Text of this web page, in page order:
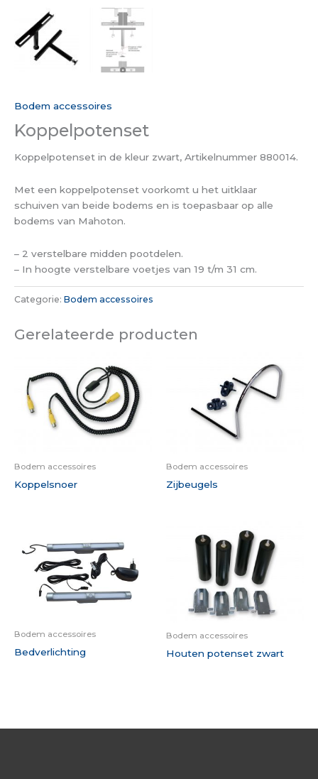
Bodem accessoires
Koppelpotenset
Koppelpotenset in de kleur zwart, Artikelnummer 880014.
Met een koppelpotenset voorkomt u het uitklaar
schuiven van beide bodems en is toepasbaar op alle
bodems van Mahoton.
– 2 verstelbare midden pootdelen.
– In hoogte verstelbare voetjes van 19 t/m 31 cm.
Categorie: Bodem accessoires
Gerelateerde producten
Bodem accessoires
Koppelsnoer
Bodem accessoires
Zijbeugels
Bodem accessoires
Bedverlichting
Bodem accessoires
Houten potenset zwart